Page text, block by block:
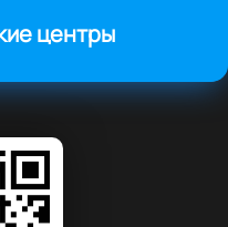
центры